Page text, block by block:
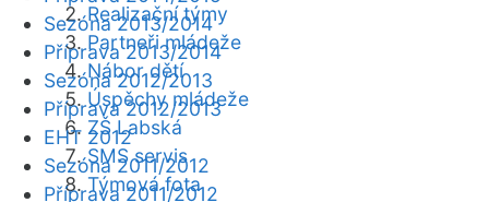
Realizační týmy
Partneři mládeže
Nábor dětí
Úspěchy mládeže
ZŠ Labská
SMS servis
Týmová fota
Sezóna 2013/2014
Příprava 2013/2014
Sezóna 2012/2013
Příprava 2012/2013
EHT 2012
Sezóna 2011/2012
Příprava 2011/2012